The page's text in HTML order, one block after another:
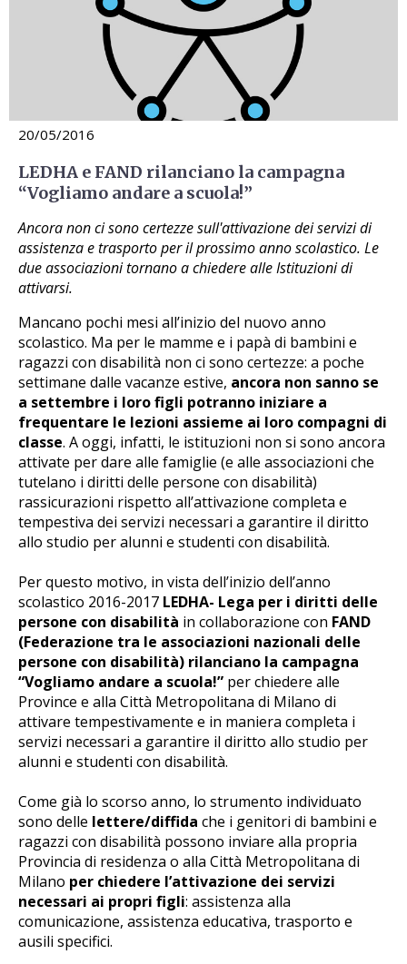
20/05/2016
LEDHA e FAND rilanciano la campagna
“Vogliamo andare a scuola!”
Ancora non ci sono certezze sull'attivazione dei servizi di
assistenza e trasporto per il prossimo anno scolastico. Le
due associazioni tornano a chiedere alle Istituzioni di
attivarsi.
Mancano pochi mesi all’inizio del nuovo anno
scolastico. Ma per le mamme e i papà di bambini e
ragazzi con disabilità non ci sono certezze: a poche
settimane dalle vacanze estive, ancora non sanno se
a settembre i loro figli potranno iniziare a
frequentare le lezioni assieme ai loro compagni di
classe. A oggi, infatti, le istituzioni non si sono ancora
attivate per dare alle famiglie (e alle associazioni che
tutelano i diritti delle persone con disabilità)
rassicurazioni rispetto all’attivazione completa e
tempestiva dei servizi necessari a garantire il diritto
allo studio per alunni e studenti con disabilità.
Per questo motivo, in vista dell’inizio dell’anno
scolastico 2016-2017 LEDHA- Lega per i diritti delle
persone con disabilità in collaborazione con FAND
(Federazione tra le associazioni nazionali delle
persone con disabilità) rilanciano la campagna
“Vogliamo andare a scuola!” per chiedere alle
Province e alla Città Metropolitana di Milano di
attivare tempestivamente e in maniera completa i
servizi necessari a garantire il diritto allo studio per
alunni e studenti con disabilità.
Come già lo scorso anno, lo strumento individuato
sono delle lettere/diffida che i genitori di bambini e
ragazzi con disabilità possono inviare alla propria
Provincia di residenza o alla Città Metropolitana di
Milano per chiedere l’attivazione dei servizi
necessari ai propri figli: assistenza alla
comunicazione, assistenza educativa, trasporto e
ausili specifici.